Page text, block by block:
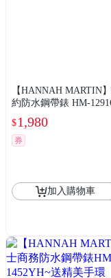
【HANNAH MARTIN
約防水鋼帶錶 HM-
精美手環
$1,980
券
加入購物車